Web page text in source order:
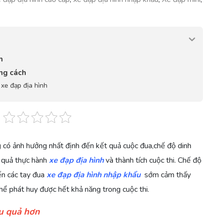
cách
đạp địa hình
ảnh hưởng nhất định đến kết quả cuộc đua,chế độ dinh
thực hành xe đạp địa hìnhvà thành tích cuộc thi. Chế độ
các tay đua xe đạp địa hình nhập khẩusớm cảm thấy
phát huy được hết khả năng trong cuộc thi.
quả hơn